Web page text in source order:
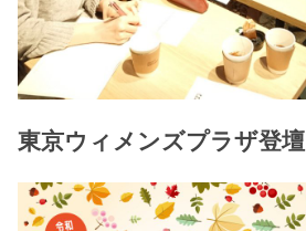
東京ウィメンズプラザ登壇